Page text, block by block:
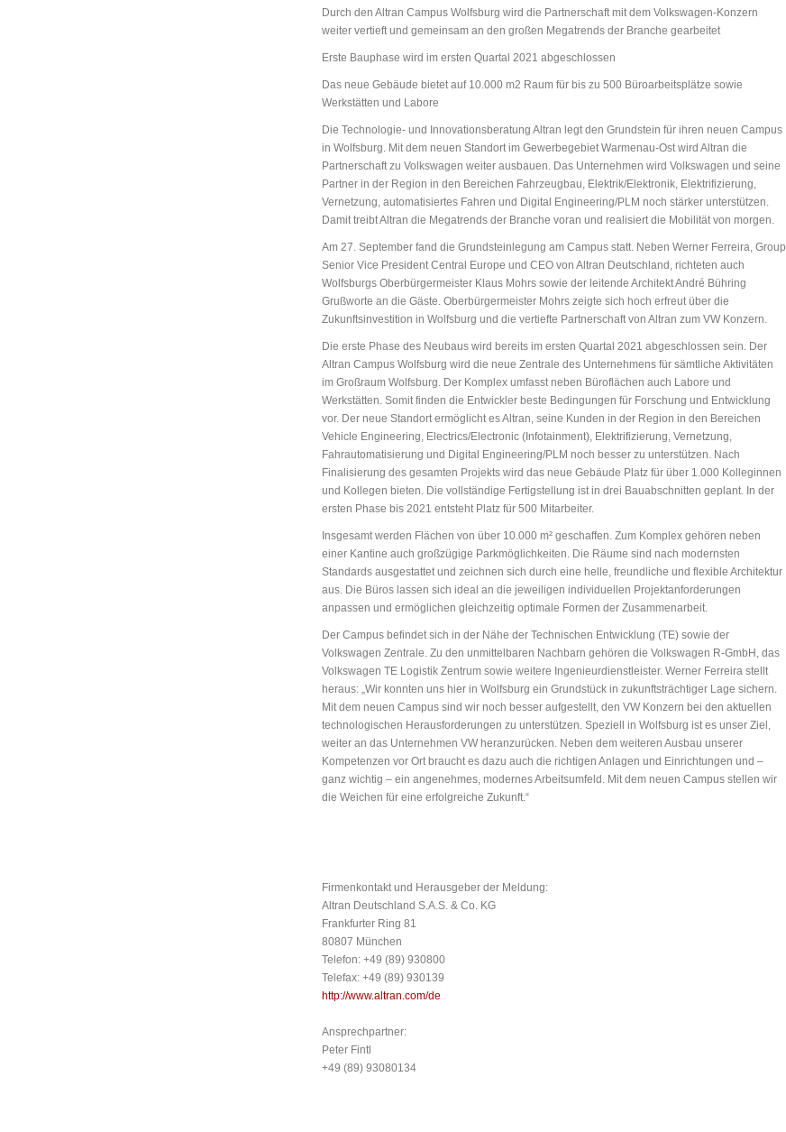
Durch den Altran Campus Wolfsburg wird die Partnerschaft mit dem Volkswagen-Konzern
weiter vertieft und gemeinsam an den großen Megatrends der Branche gearbeitet
Erste Bauphase wird im ersten Quartal 2021 abgeschlossen
Das neue Gebäude bietet auf 10.000 m2 Raum für bis zu 500 Büroarbeitsplätze sowie
Werkstätten und Labore
Die Technologie- und Innovationsberatung Altran legt den Grundstein für ihren neuen Campus
in Wolfsburg. Mit dem neuen Standort im Gewerbegebiet Warmenau-Ost wird Altran die
Partnerschaft zu Volkswagen weiter ausbauen. Das Unternehmen wird Volkswagen und seine
Partner in der Region in den Bereichen Fahrzeugbau, Elektrik/Elektronik, Elektrifizierung,
Vernetzung, automatisiertes Fahren und Digital Engineering/PLM noch stärker unterstützen.
Damit treibt Altran die Megatrends der Branche voran und realisiert die Mobilität von morgen.
Am 27. September fand die Grundsteinlegung am Campus statt. Neben Werner Ferreira, Group
Senior Vice President Central Europe und CEO von Altran Deutschland, richteten auch
Wolfsburgs Oberbürgermeister Klaus Mohrs sowie der leitende Architekt André Bühring
Grußworte an die Gäste. Oberbürgermeister Mohrs zeigte sich hoch erfreut über die
Zukunftsinvestition in Wolfsburg und die vertiefte Partnerschaft von Altran zum VW Konzern.
Die erste Phase des Neubaus wird bereits im ersten Quartal 2021 abgeschlossen sein. Der
Altran Campus Wolfsburg wird die neue Zentrale des Unternehmens für sämtliche Aktivitäten
im Großraum Wolfsburg. Der Komplex umfasst neben Büroflächen auch Labore und
Werkstätten. Somit finden die Entwickler beste Bedingungen für Forschung und Entwicklung
vor. Der neue Standort ermöglicht es Altran, seine Kunden in der Region in den Bereichen
Vehicle Engineering, Electrics/Electronic (Infotainment), Elektrifizierung, Vernetzung,
Fahrautomatisierung und Digital Engineering/PLM noch besser zu unterstützen. Nach
Finalisierung des gesamten Projekts wird das neue Gebäude Platz für über 1.000 Kolleginnen
und Kollegen bieten. Die vollständige Fertigstellung ist in drei Bauabschnitten geplant. In der
ersten Phase bis 2021 entsteht Platz für 500 Mitarbeiter.
Insgesamt werden Flächen von über 10.000 m² geschaffen. Zum Komplex gehören neben
einer Kantine auch großzügige Parkmöglichkeiten. Die Räume sind nach modernsten
Standards ausgestattet und zeichnen sich durch eine helle, freundliche und flexible Architektur
aus. Die Büros lassen sich ideal an die jeweiligen individuellen Projektanforderungen
anpassen und ermöglichen gleichzeitig optimale Formen der Zusammenarbeit.
Der Campus befindet sich in der Nähe der Technischen Entwicklung (TE) sowie der
Volkswagen Zentrale. Zu den unmittelbaren Nachbarn gehören die Volkswagen R-GmbH, das
Volkswagen TE Logistik Zentrum sowie weitere Ingenieurdienstleister. Werner Ferreira stellt
heraus: „Wir konnten uns hier in Wolfsburg ein Grundstück in zukunftsträchtiger Lage sichern.
Mit dem neuen Campus sind wir noch besser aufgestellt, den VW Konzern bei den aktuellen
technologischen Herausforderungen zu unterstützen. Speziell in Wolfsburg ist es unser Ziel,
weiter an das Unternehmen VW heranzurücken. Neben dem weiteren Ausbau unserer
Kompetenzen vor Ort braucht es dazu auch die richtigen Anlagen und Einrichtungen und –
ganz wichtig – ein angenehmes, modernes Arbeitsumfeld. Mit dem neuen Campus stellen wir
die Weichen für eine erfolgreiche Zukunft.“
Firmenkontakt und Herausgeber der Meldung:
Altran Deutschland S.A.S. & Co. KG
Frankfurter Ring 81
80807 München
Telefon: +49 (89) 930800
Telefax: +49 (89) 930139
http://www.altran.com/de
Ansprechpartner:
Peter Fintl
+49 (89) 93080134